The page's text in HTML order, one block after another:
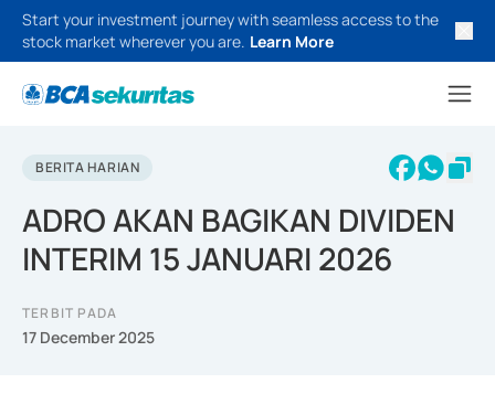
Start your investment journey with seamless access to the
stock market wherever you are. Learn More
BERITA HARIAN
ADRO AKAN BAGIKAN DIVIDEN
INTERIM 15 JANUARI 2026
TERBIT PADA
17 December 2025